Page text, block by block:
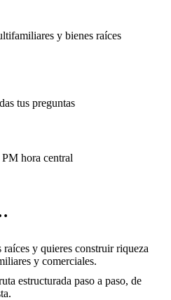
y bienes raíces
tus preguntas
hora central
raíces y quieres construir riqueza
y comerciales.
estructurada paso a paso, de